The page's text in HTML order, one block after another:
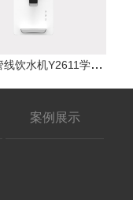
安吉尔 安吉尔管线饮水机Y2611学校直饮水机
案例展示